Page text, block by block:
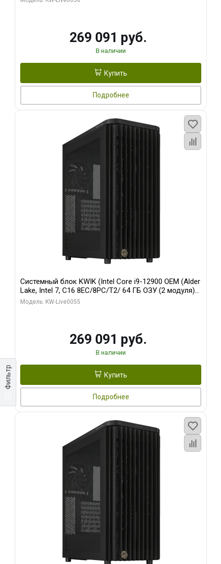
Фильтр
269 091 руб.
В наличии
Купить
Подробнее
Системный блок KWIK (Intel Core i9-12900 OEM (Alder
Lake, Intel 7, C16 8EC/8PC/T2/ 64 ГБ ОЗУ (2 модуля)/
MSI RTX5080 SHADOW 3X OC 16GB GDDR7 256bit 3xDP
Модель: KW-Live0055
269 091 руб.
В наличии
Купить
Подробнее